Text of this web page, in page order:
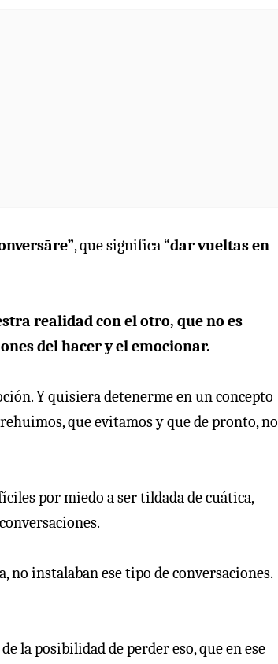
, que significa “dar vueltas en
realidad con el otro, que no es
del hacer y el emocionar.
Y quisiera detenerme en un concepto
que evitamos y que de pronto, no
por miedo a ser tildada de cuática,
no instalaban ese tipo de conversaciones.
la posibilidad de perder eso, que en ese